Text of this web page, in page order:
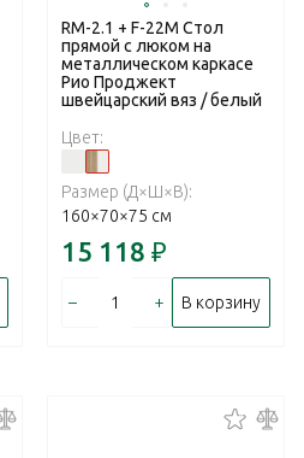
RM-2.1 + F-22M Стол
прямой с люком на
металлическом каркасе
Рио Проджект
швейцарский вяз / белый
Цвет:
Размер (Д×Ш×В):
160×70×75 см
15 118 ₽
– + В корзину